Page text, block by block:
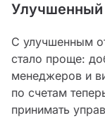
Улучшенный
С улучшенным
стало проще:
менеджеров и
по счетам
принимать